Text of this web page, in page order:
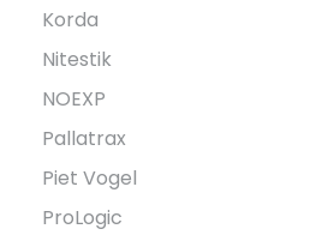
Korda
Nitestik
NOEXP
Pallatrax
Piet Vogel
ProLogic